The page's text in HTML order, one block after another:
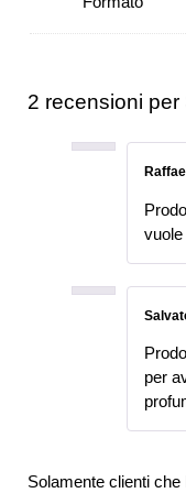
2 recensioni per
per
Solamente clienti